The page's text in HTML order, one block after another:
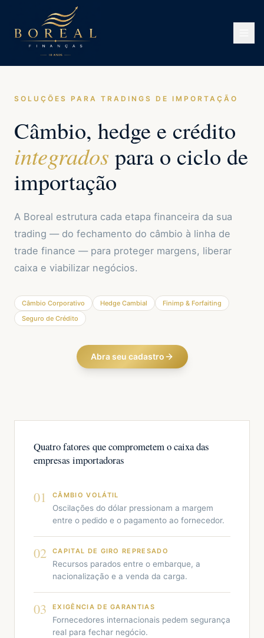
SOLUÇÕES PARA TRADINGS DE IMPORTAÇÃO
Câmbio, hedge e crédito
integrados para o ciclo de
importação
A Boreal estrutura cada etapa financeira da sua
trading — do fechamento do câmbio à linha de
trade finance — para proteger margens, liberar
caixa e viabilizar negócios.
Câmbio Corporativo Hedge Cambial
Finimp & Forfaiting
Seguro de Crédito
Abra seu cadastro
Quatro fatores que comprometem o caixa das
empresas importadoras
01 CÂMBIO VOLÁTIL
Oscilações do dólar pressionam a margem
entre o pedido e o pagamento ao fornecedor.
02 CAPITAL DE GIRO REPRESADO
Recursos parados entre o embarque, a
nacionalização e a venda da carga.
03 EXIGÊNCIA DE GARANTIAS
Fornecedores internacionais pedem segurança
real para fechar negócio.